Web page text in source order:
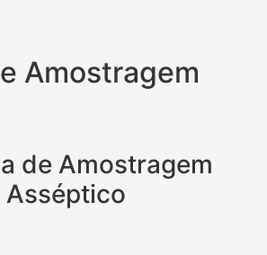
Amostragem
de Amostragem
Asséptico